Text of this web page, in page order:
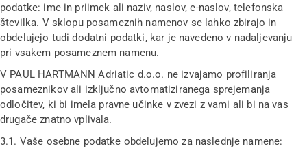
podatke: ime in priimek ali naziv, naslov, e-naslov, telefonska
številka. V sklopu posameznih namenov se lahko zbirajo in
obdelujejo tudi dodatni podatki, kar je navedeno v nadaljevanju
pri vsakem posameznem namenu.
V PAUL HARTMANN Adriatic d.o.o. ne izvajamo profiliranja
posameznikov ali izključno avtomatiziranega sprejemanja
odločitev, ki bi imela pravne učinke v zvezi z vami ali bi na vas
drugače znatno vplivala.
3.1. Vaše osebne podatke obdelujemo za naslednje namene: